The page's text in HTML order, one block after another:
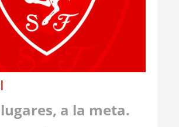
lugares, a la meta.